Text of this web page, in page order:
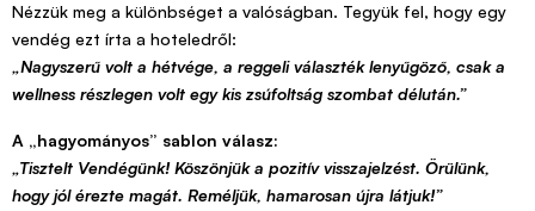
Nézzük meg a különbséget a valóságban. Tegyük fel, hogy egy
vendég ezt írta a hoteledről:
„Nagyszerű volt a hétvége, a reggeli választék lenyűgöző, csak a
wellness részlegen volt egy kis zsúfoltság szombat délután.”
A „hagyományos” sablon válasz:
„Tisztelt Vendégünk! Köszönjük a pozitív visszajelzést. Örülünk,
hogy jól érezte magát. Reméljük, hamarosan újra látjuk!”